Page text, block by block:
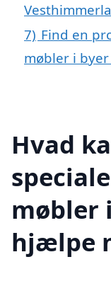
7) Find en
møbler i
Hvad
møbler
hjælpe